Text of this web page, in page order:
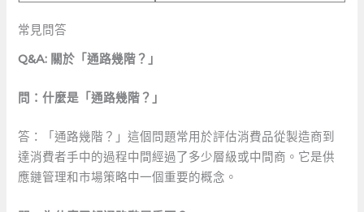
常見問答
Q&A: 關於「通路幾階？」
問：什麼是「通路幾階？」
答：「通路幾階？」這個問題常用於評估消費品從製造商到
達消費者手中的過程中間經過了多少層級或中間商。它是供
應鏈管理和市場策略中一個重要的概念。